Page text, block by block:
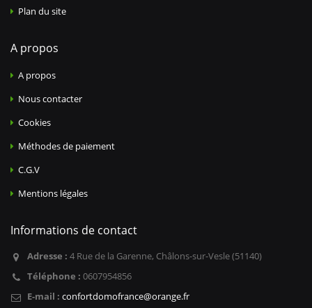
Plan du site
A propos
A propos
Nous contacter
Cookies
Méthodes de paiement
C.G.V
Mentions légales
Informations de contact
Adresse : 4 Rue de la Garenne, Châlons-sur-Vesle (51140)
Téléphone : 0607954856
E-mail : confortdomofrance@orange.fr